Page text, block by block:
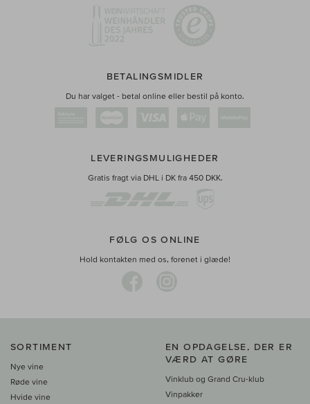
BETALINGSMIDLER
Du har valget - betal online eller bestil på konto.
LEVERINGSMULIGHEDER
Gratis fragt via DHL i DK fra 450 DKK.
FØLG OS ONLINE
Hold kontakten med os, forenet i glæde!
SORTIMENT
Nye vine
Røde vine
Hvide vine
EN OPDAGELSE, DER ER
VÆRD AT GØRE
Vinklub og Grand Cru-klub
Vinpakker